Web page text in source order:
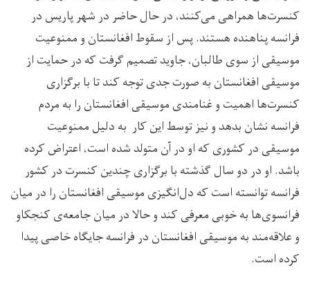
کنسرت‌ها همراهی می‌کنند، در حال حاضر در شهر پاریس در
فرانسه پناهنده هستند. پس از سقوط افغانستان و ممنوعیت
موسیقی از سوی طالبان، جاوید تصمیم گرفت که در حمایت از
موسیقی افغانستان به صورت جدی توجه کند تا با برگزاری
کنسرت‌ها اهمیت و غنامندی موسیقی افغانستان را به مردم
فرانسه نشان بدهد و نیز توسط این کار به دلیل ممنوعیت
موسیقی در کشوری که او در آن متولد شده است، اعتراض کرده
باشد. او در دو سال گذشته با برگزاری چندین کنسرت در کشور
فرانسه توانسته است که دل‌انگیزی موسیقی افغانستان را در میان
فرانسوی‌ها به خوبی معرفی کند و حالا در میان جامعه‌ی کنجکاو
و علاقه‌مند به موسیقی افغانستان در فرانسه جایگاه خاصی پیدا
کرده است.